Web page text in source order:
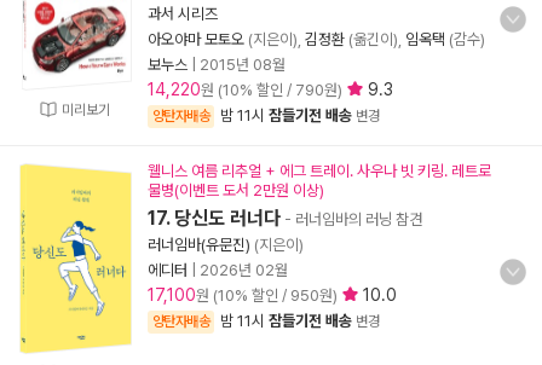
미리보기
과서 시리즈
아오야마 모토오 (지은이), 김정환 (옮긴이), 임옥택 (감수)
보누스
2015년 08월
14,220원 (10% 할인 / 790원) 9.3
양탄자배송 밤 11시 잠들기전 배송 변경
웰니스 여름 리추얼 + 에그 트레이. 사우나 빗 키링. 레트로
물병(이벤트 도서 2만원 이상)
17. 당신도 러너다 - 러너임바의 러닝 참견
러너임바(유문진) (지은이)
에디터
2026년 02월
17,100원 (10% 할인 / 950원) 10.0
양탄자배송 밤 11시 잠들기전 배송 변경